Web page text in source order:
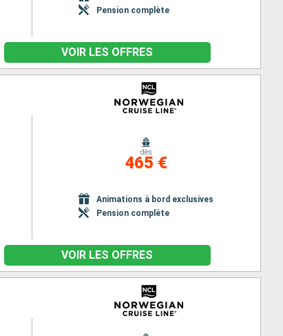
Pension complète
VOIR LES OFFRES
dès
465 €
Animations à bord exclusives
Pension complète
VOIR LES OFFRES